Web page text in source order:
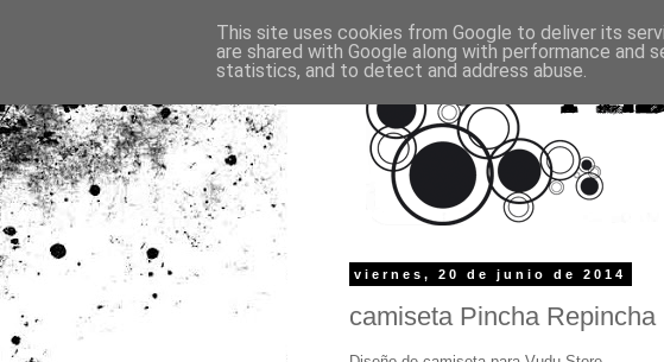
viernes, 20 de junio de 2014
camiseta Pincha Repincha
This site uses cookies from Google to deliver its
are shared with Google along with performance
statistics, and to detect and address abuse.